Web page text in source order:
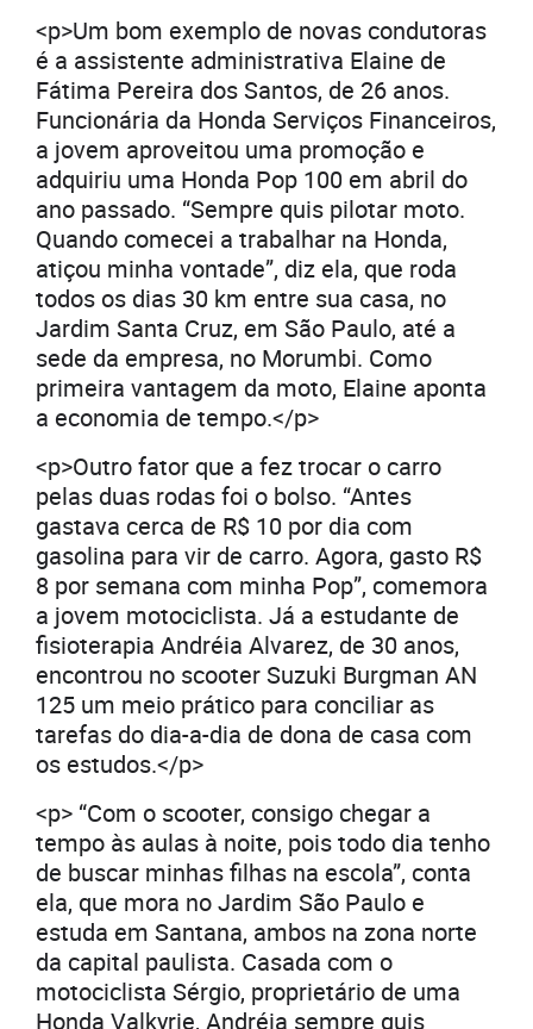
<p>Um bom exemplo de novas condutoras
é a assistente administrativa Elaine de
Fátima Pereira dos Santos, de 26 anos.
Funcionária da Honda Serviços Financeiros,
a jovem aproveitou uma promoção e
adquiriu uma Honda Pop 100 em abril do
ano passado. “Sempre quis pilotar moto.
Quando comecei a trabalhar na Honda,
atiçou minha vontade”, diz ela, que roda
todos os dias 30 km entre sua casa, no
Jardim Santa Cruz, em São Paulo, até a
sede da empresa, no Morumbi. Como
primeira vantagem da moto, Elaine aponta
a economia de tempo.</p>
<p>Outro fator que a fez trocar o carro
pelas duas rodas foi o bolso. “Antes
gastava cerca de R$ 10 por dia com
gasolina para vir de carro. Agora, gasto R$
8 por semana com minha Pop”, comemora
a jovem motociclista. Já a estudante de
fisioterapia Andréia Alvarez, de 30 anos,
encontrou no scooter Suzuki Burgman AN
125 um meio prático para conciliar as
tarefas do dia-a-dia de dona de casa com
os estudos.</p>
<p> “Com o scooter, consigo chegar a
tempo às aulas à noite, pois todo dia tenho
de buscar minhas filhas na escola”, conta
ela, que mora no Jardim São Paulo e
estuda em Santana, ambos na zona norte
da capital paulista. Casada com o
motociclista Sérgio, proprietário de uma
Honda Valkyrie, Andréia sempre quis